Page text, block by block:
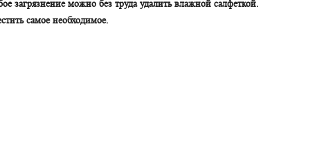
загрязнение можно без труда удалить влажной салфеткой.
самое необходимое.